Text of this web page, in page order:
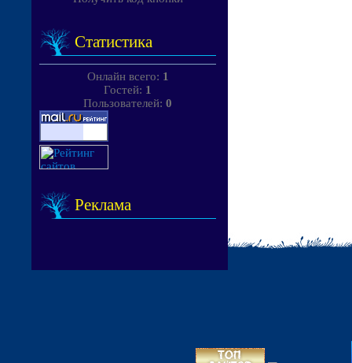
Статистика
Онлайн всего: 1
Гостей: 1
Пользователей: 0
Реклама